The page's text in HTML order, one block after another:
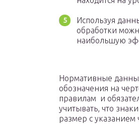
Используя
обработки
наибольшую
Нормативные
обозначения на
правилам и
учитывать, что
размер с указанием